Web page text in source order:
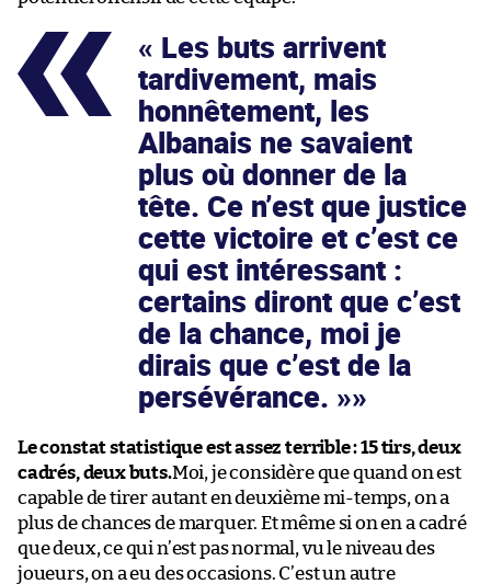
« Les buts arrivent
tardivement, mais
honnêtement, les
Albanais ne savaient
plus où donner de la
tête. Ce n’est que justice
cette victoire et c’est ce
qui est intéressant :
certains diront que c’est
de la chance, moi je
dirais que c’est de la
persévérance. »
Le constat statistique est assez terrible : 15 tirs, deux
cadrés, deux buts.Moi, je considère que quand on est
capable de tirer autant en deuxième mi-temps, on a
plus de chances de marquer. Et même si on en a cadré
que deux, ce qui n’est pas normal, vu le niveau des
joueurs, on a eu des occasions. C’est un autre